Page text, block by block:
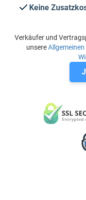
Keine
Verkäufer und
unsere